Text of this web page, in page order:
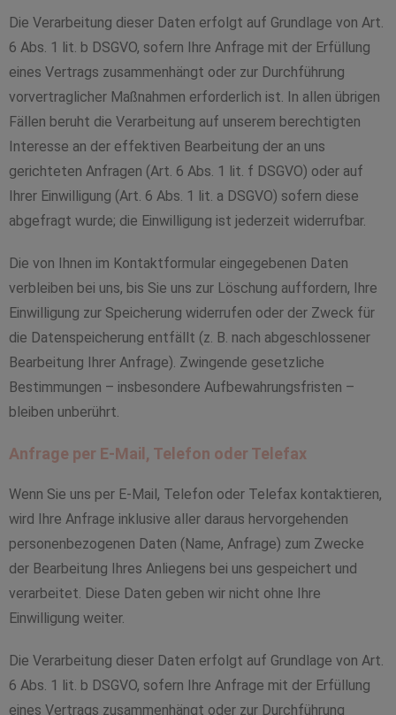
Die Verarbeitung dieser Daten erfolgt auf Grundlage von Art.
6 Abs. 1 lit. b DSGVO, sofern Ihre Anfrage mit der Erfüllung
eines Vertrags zusammenhängt oder zur Durchführung
vorvertraglicher Maßnahmen erforderlich ist. In allen übrigen
Fällen beruht die Verarbeitung auf unserem berechtigten
Interesse an der effektiven Bearbeitung der an uns
gerichteten Anfragen (Art. 6 Abs. 1 lit. f DSGVO) oder auf
Ihrer Einwilligung (Art. 6 Abs. 1 lit. a DSGVO) sofern diese
abgefragt wurde; die Einwilligung ist jederzeit widerrufbar.
Die von Ihnen im Kontaktformular eingegebenen Daten
verbleiben bei uns, bis Sie uns zur Löschung auffordern, Ihre
Einwilligung zur Speicherung widerrufen oder der Zweck für
die Datenspeicherung entfällt (z. B. nach abgeschlossener
Bearbeitung Ihrer Anfrage). Zwingende gesetzliche
Bestimmungen – insbesondere Aufbewahrungsfristen –
bleiben unberührt.
Anfrage per E-Mail, Telefon oder Telefax
Wenn Sie uns per E-Mail, Telefon oder Telefax kontaktieren,
wird Ihre Anfrage inklusive aller daraus hervorgehenden
personenbezogenen Daten (Name, Anfrage) zum Zwecke
der Bearbeitung Ihres Anliegens bei uns gespeichert und
verarbeitet. Diese Daten geben wir nicht ohne Ihre
Einwilligung weiter.
Die Verarbeitung dieser Daten erfolgt auf Grundlage von Art.
6 Abs. 1 lit. b DSGVO, sofern Ihre Anfrage mit der Erfüllung
eines Vertrags zusammenhängt oder zur Durchführung